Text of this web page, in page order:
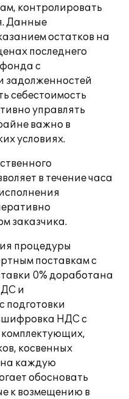
контролировать
Данные
остатков на
последнего
с
задолженностей
себестоимость
управлять
важно в
условиях.
в течение часа
заказчика.
процедуры
поставкам с
0% доработана
и
подготовки
НДС с
косвенных
каждую
обосновать
к возмещению в